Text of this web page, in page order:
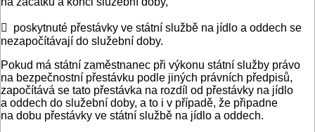
 poskytnuté přestávky ve státní službě na jídlo a oddech se
nezapočítávají do služební doby.
Pokud má státní zaměstnanec při výkonu státní služby právo
na bezpečnostní přestávku podle jiných právních předpisů,
započítává se tato přestávka na rozdíl od přestávky na jídlo
a oddech do služební doby, a to i v případě, že připadne
na dobu přestávky ve státní službě na jídlo a oddech.